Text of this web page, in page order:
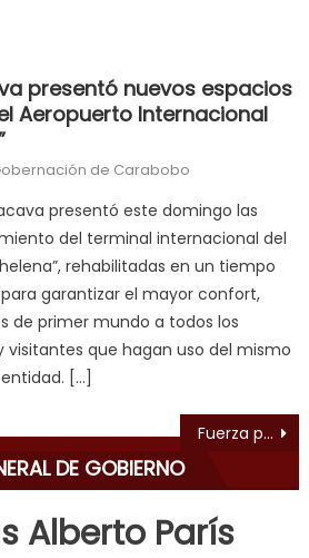
presentó nuevos espacios
Aeropuerto Internacional
de Carabobo
presentó este domingo las
del terminal internacional del
rehabilitadas en un tiempo
garantizar el mayor confort,
de primer mundo a todos los
visitantes que hagan uso del mismo
[…]
de entradas Fuerza policial de Carabobo participó en conversatorio sobre la realidad política y económica actual de Venezuela
DE GOBIERNO
Alberto París